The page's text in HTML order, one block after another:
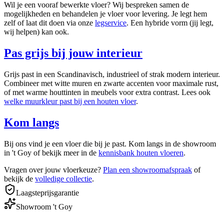
Wil je een vooraf bewerkte vloer? Wij bespreken samen de
mogelijkheden en behandelen je vloer voor levering. Je legt hem
zelf of laat dit doen via onze legservice. Een hybride vorm (jij legt,
wij helpen) kan ook.
Pas grijs bij jouw interieur
Grijs past in een Scandinavisch, industrieel of strak modern interieur.
Combineer met witte muren en zwarte accenten voor maximale rust,
of met warme houttinten in meubels voor extra contrast. Lees ook
welke muurkleur past bij een houten vloer.
Kom langs
Bij ons vind je een vloer die bij je past. Kom langs in de showroom
in 't Goy of bekijk meer in de kennisbank houten vloeren.
Vragen over jouw vloerkeuze? Plan een showroomafspraak of
bekijk de volledige collectie.
Laagsteprijsgarantie
Showroom 't Goy